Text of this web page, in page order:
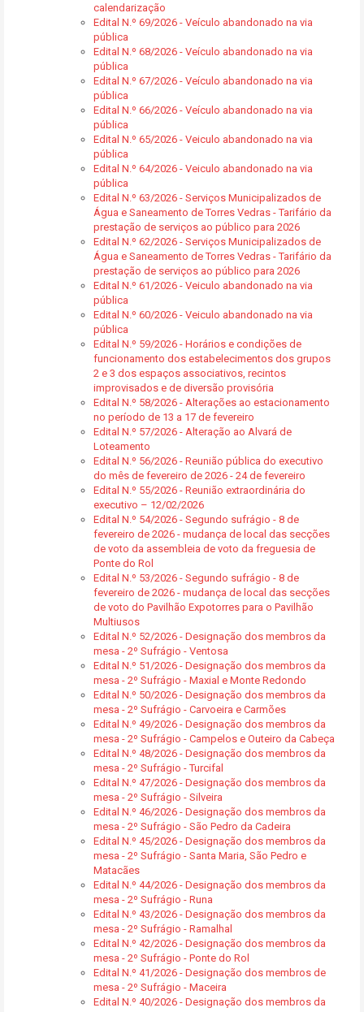
calendarização
Edital N.º 69/2026 - Veículo abandonado na via
pública
Edital N.º 68/2026 - Veículo abandonado na via
pública
Edital N.º 67/2026 - Veículo abandonado na via
pública
Edital N.º 66/2026 - Veículo abandonado na via
pública
Edital N.º 65/2026 - Veiculo abandonado na via
pública
Edital N.º 64/2026 - Veiculo abandonado na via
pública
Edital N.º 63/2026 - Serviços Municipalizados de
Água e Saneamento de Torres Vedras - Tarifário da
prestação de serviços ao público para 2026
Edital N.º 62/2026 - Serviços Municipalizados de
Água e Saneamento de Torres Vedras - Tarifário da
prestação de serviços ao público para 2026
Edital N.º 61/2026 - Veiculo abandonado na via
pública
Edital N.º 60/2026 - Veiculo abandonado na via
pública
Edital N.º 59/2026 - Horários e condições de
funcionamento dos estabelecimentos dos grupos
2 e 3 dos espaços associativos, recintos
improvisados e de diversão provisória
Edital N.º 58/2026 - Alterações ao estacionamento
no período de 13 a 17 de fevereiro
Edital N.º 57/2026 - Alteração ao Alvará de
Loteamento
Edital N.º 56/2026 - Reunião pública do executivo
do mês de fevereiro de 2026 - 24 de fevereiro
Edital N.º 55/2026 - Reunião extraordinária do
executivo – 12/02/2026
Edital N.º 54/2026 - Segundo sufrágio - 8 de
fevereiro de 2026 - mudança de local das secções
de voto da assembleia de voto da freguesia de
Ponte do Rol
Edital N.º 53/2026 - Segundo sufrágio - 8 de
fevereiro de 2026 - mudança de local das secções
de voto do Pavilhão Expotorres para o Pavilhão
Multiusos
Edital N.º 52/2026 - Designação dos membros da
mesa - 2º Sufrágio - Ventosa
Edital N.º 51/2026 - Designação dos membros da
mesa - 2º Sufrágio - Maxial e Monte Redondo
Edital N.º 50/2026 - Designação dos membros da
mesa - 2º Sufrágio - Carvoeira e Carmões
Edital N.º 49/2026 - Designação dos membros da
mesa - 2º Sufrágio - Campelos e Outeiro da Cabeça
Edital N.º 48/2026 - Designação dos membros da
mesa - 2º Sufrágio - Turcifal
Edital N.º 47/2026 - Designação dos membros da
mesa - 2º Sufrágio - Silveira
Edital N.º 46/2026 - Designação dos membros da
mesa - 2º Sufrágio - São Pedro da Cadeira
Edital N.º 45/2026 - Designação dos membros da
mesa - 2º Sufrágio - Santa Maria, São Pedro e
Matacães
Edital N.º 44/2026 - Designação dos membros da
mesa - 2º Sufrágio - Runa
Edital N.º 43/2026 - Designação dos membros da
mesa - 2º Sufrágio - Ramalhal
Edital N.º 42/2026 - Designação dos membros da
mesa - 2º Sufrágio - Ponte do Rol
Edital N.º 41/2026 - Designação dos membros de
mesa - 2º Sufrágio - Maceira
Edital N.º 40/2026 - Designação dos membros da